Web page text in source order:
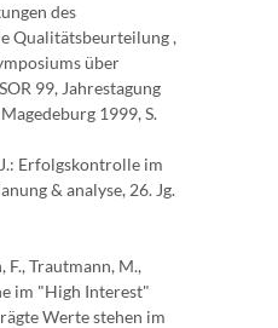
des
Qualitätsbeurteilung ,
über
99, Jahrestagung
1999, S.
Erfolgskontrolle im
& analyse, 26. Jg.
F., Trautmann, M.,
im "High Interest"
Werte stehen im